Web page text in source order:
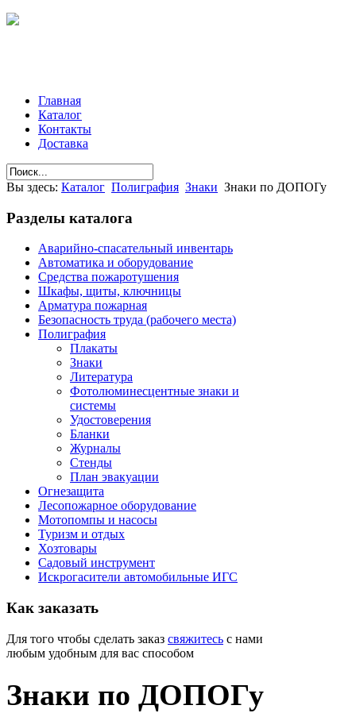
Главная
Каталог
Контакты
Доставка
Вы здесь: Каталог Полиграфия Знаки Знаки по ДОПОГу
Разделы каталога
Аварийно-спасательный инвентарь
Автоматика и оборудование
Средства пожаротушения
Шкафы, щиты, ключницы
Арматура пожарная
Безопасность труда (рабочего места)
Полиграфия
Плакаты
Знаки
Литература
Фотолюминесцентные знаки и
системы
Удостоверения
Бланки
Журналы
Стенды
План эвакуации
Огнезащита
Лесопожарное оборудование
Мотопомпы и насосы
Туризм и отдых
Хозтовары
Садовый инструмент
Искрогасители автомобильные ИГС
Как заказать
Для того чтобы сделать заказ свяжитесь с нами
любым удобным для вас способом
Знаки по ДОПОГу